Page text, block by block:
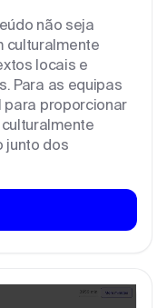
não seja
culturalmente
locais e
Para as equipas
para proporcionar
junto dos